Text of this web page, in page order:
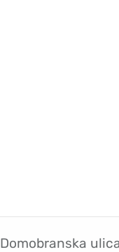
Domobranska